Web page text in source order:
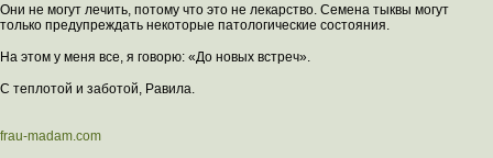
Они не могут лечить, потому что это не лекарство. Семена тыквы могут
только предупреждать некоторые патологические состояния.
На этом у меня все, я говорю: «До новых встреч».
С теплотой и заботой, Равила.
frau-madam.com